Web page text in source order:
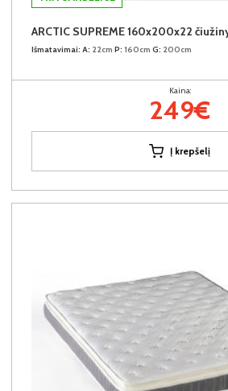
ARCTIC SUPREME 160x200x22
Išmatavimai: A: 22cm P: 160cm G: 200cm
Kaina:
249€
Į krepšelį